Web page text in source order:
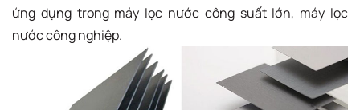
ứng dụng trong máy lọc nước công suất lớn, máy lọc
nước công nghiệp.